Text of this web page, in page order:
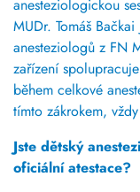
anesteziologickou
MUDr. Tomáš
anesteziologů z FN
zařízení
během celkové
tímto zákrokem,
Jste dětský
oficiální atestace?